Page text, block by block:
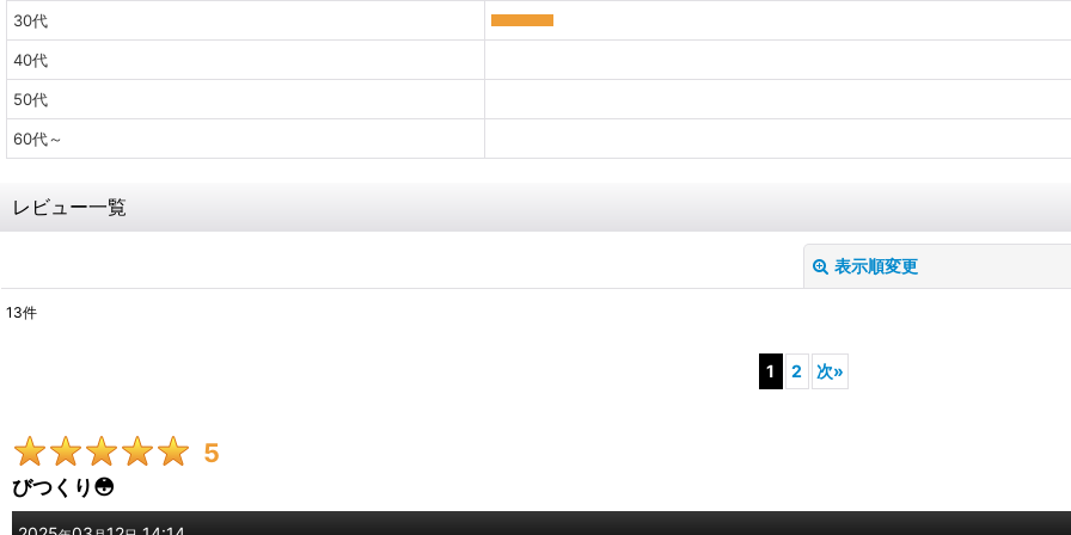
30代
40代
50代
60代～
レビュー一覧
表示順変更
画像:
星の数 :
13件
1 2 次»
5
びつくり😳